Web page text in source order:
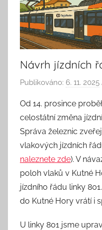
Návrh jízdních
Publikováno: 6. 11. 2025
Od 14. prosince
celostátní změna
Správa železnic
vlakových jízdních
naleznete zde). V
poloh vlaků v Kutné
jízdního řádu linky
do Kutné Hory vrátí i
U linky 801 jsme